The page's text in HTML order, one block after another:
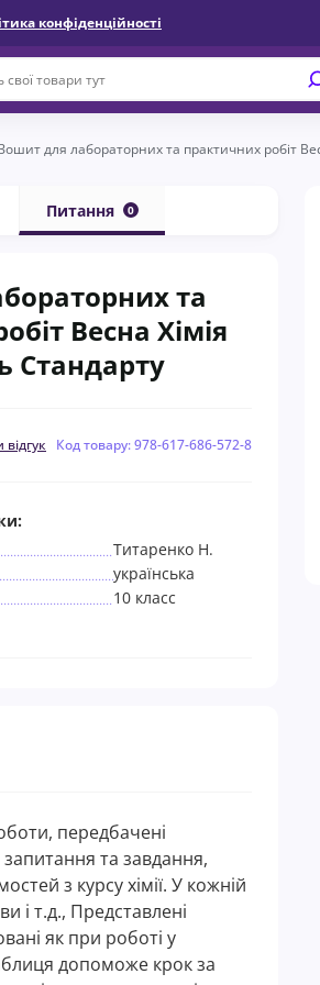
конфіденційності
для лабораторних та практичних робіт
Питання 0
та
Весна Хімія
Стандарту
Код товару: 978-617-686-572-8
Титаренко Н.
українська
10 класс
передбачені
запитання та завдання,
з курсу хімії. У кожній
і т.д., Представлені
як при роботі у
допоможе крок за